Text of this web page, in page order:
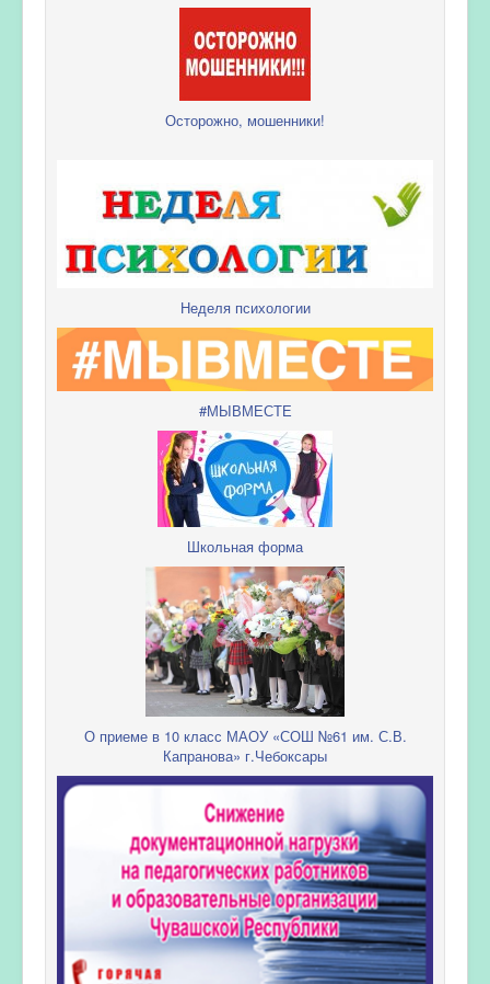
Осторожно, мошенники!
Неделя психологии
#МЫВМЕСТЕ
Школьная форма
О приеме в 10 класс МАОУ «СОШ №61 им. С.В.
Капранова» г.Чебоксары